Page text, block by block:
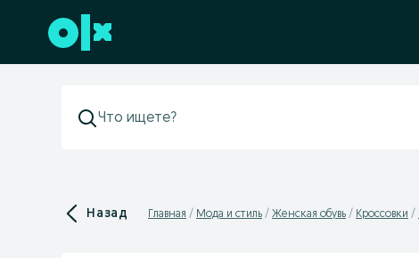
Перейти к нижнему колонтитулу
Назад Главная Мода и стиль Женская обувь Кроссовки